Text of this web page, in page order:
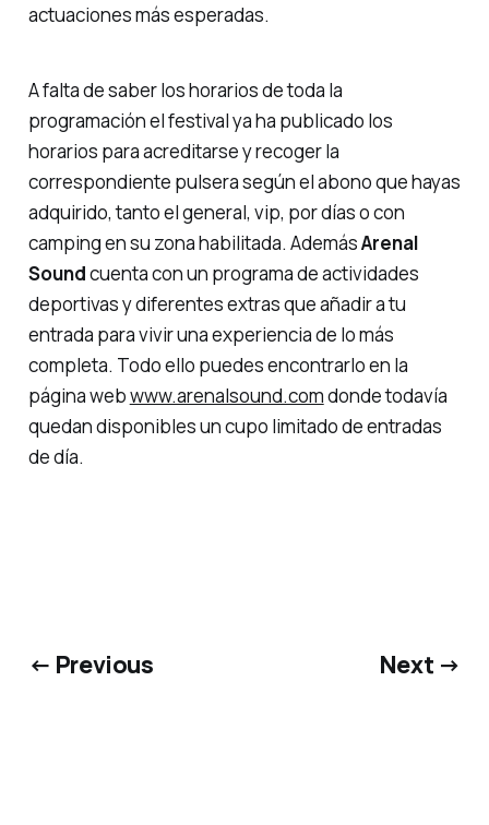
actuaciones más esperadas.
A falta de saber los horarios de toda la
programación el festival ya ha publicado los
horarios para acreditarse y recoger la
correspondiente pulsera según el abono que hayas
adquirido, tanto el general, vip, por días o con
camping en su zona habilitada. AdemásArenal
Soundcuenta con un programa de actividades
deportivas y diferentes extras que añadir a tu
entrada para vivir una experiencia de lo más
completa. Todo ello puedes encontrarlo en la
página webwww.arenalsound.comdonde todavía
quedan disponibles un cupo limitado de entradas
de día.
← Previous Next →